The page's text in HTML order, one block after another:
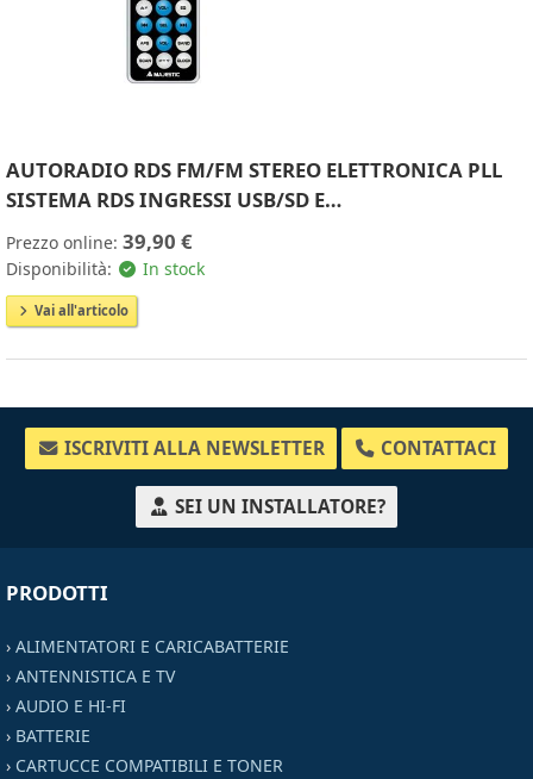
AUTORADIO RDS FM/FM STEREO ELETTRONICA PLL
SISTEMA RDS INGRESSI USB/SD E…
Prezzo online: 39,90 €
Disponibilità: In stock
Vai all'articolo
ISCRIVITI ALLA NEWSLETTER CONTATTACI
SEI UN INSTALLATORE?
PRODOTTI
› ALIMENTATORI E CARICABATTERIE
› ANTENNISTICA E TV
› AUDIO E HI-FI
› BATTERIE
› CARTUCCE COMPATIBILI E TONER